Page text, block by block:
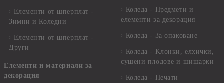
Елементи от шперплат -
Зимни и Коледни
Елементи от шперплат -
Други
Елементи и материали за
декорация
Коледа - Предмети и
елементи за декорация
Коледа - За опаковане
Коледа - Kлонки, елхички,
сушени плодове и шишарки
Коледа - Печати